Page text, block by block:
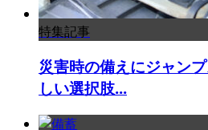
特集記事
災害時の備えにジャン
しい選択肢...